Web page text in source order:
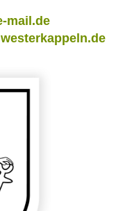
mail.de